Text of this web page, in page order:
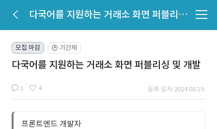
다국어를 지원하는 거래소 화면 퍼블리싱 및 개발
모집 마감 🕒 기간제
다국어를 지원하는 거래소 화면 퍼블리싱 및 개발
1 4 등록 일자 2024.08.19.
프론트엔드 개발자